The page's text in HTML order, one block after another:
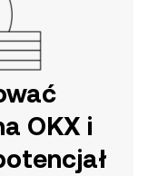
OKX i